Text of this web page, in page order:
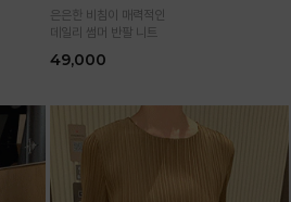
은은한 비침이 매력적인
데일리 썸머 반팔 니트
49,000